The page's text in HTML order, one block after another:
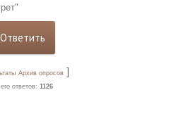
Архив опросов ]
ответов: 1126